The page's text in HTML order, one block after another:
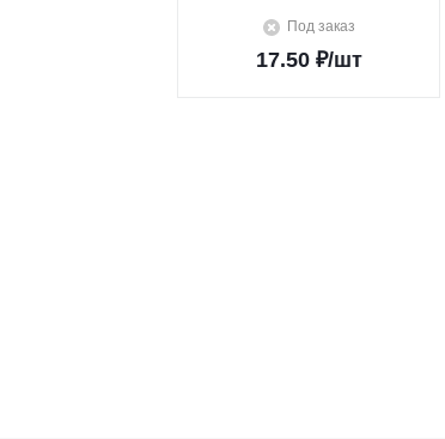
Под заказ
17.50 ₽/шт